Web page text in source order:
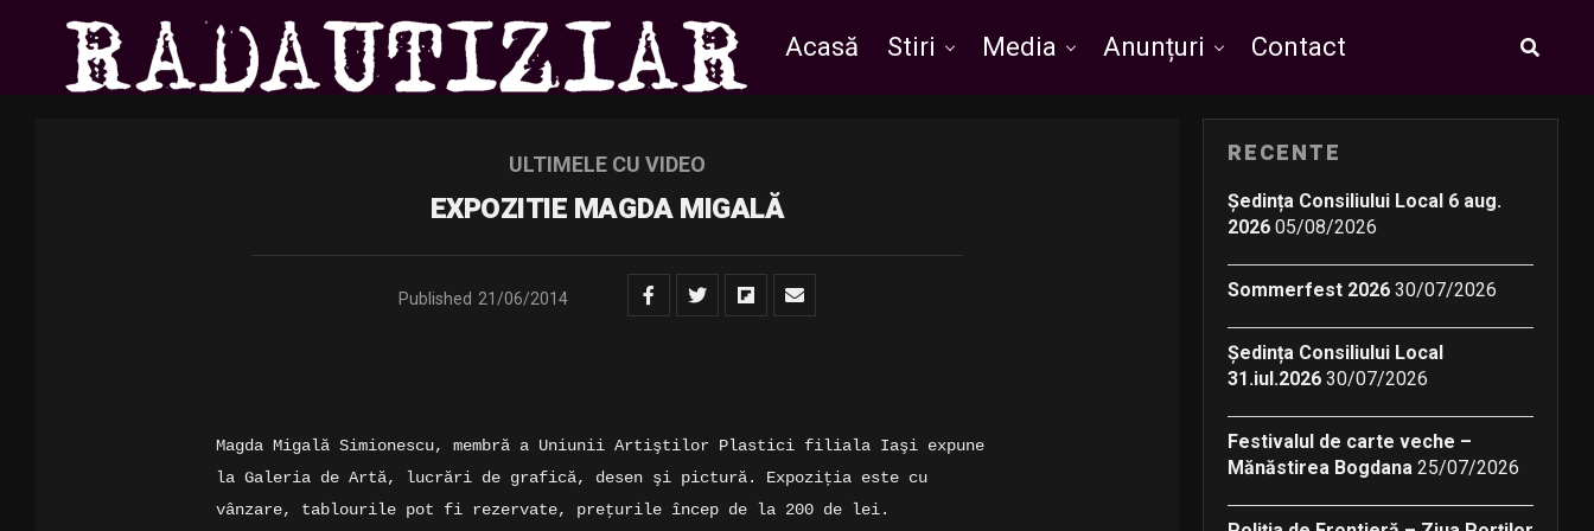
Acasă Stiri Media Anunțuri Contact
ULTIMELE CU VIDEO
EXPOZITIE MAGDA MIGALĂ
Published 21/06/2014
Magda Migală Simionescu, membră a Uniunii Artiştilor Plastici filiala Iaşi expune
la Galeria de Artă, lucrări de grafică, desen şi pictură. Expoziţia este cu
vânzare, tablourile pot fi rezervate, preţurile încep de la 200 de lei.
RECENTE
Ședința Consiliului Local 6 aug.
2026 05/08/2026
Sommerfest 2026 30/07/2026
Ședința Consiliului Local
31.iul.2026 30/07/2026
Festivalul de carte veche –
Mănăstirea Bogdana 25/07/2026